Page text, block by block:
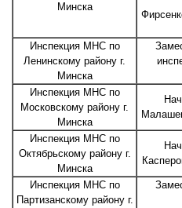
Минска
Инспекция МНС по
Ленинскому району г.
Минска
Инспекция МНС по
Московскому району г.
Минска
Инспекция МНС по
Октябрьскому району г.
Минска
Инспекция МНС по
Партизанскому району г.